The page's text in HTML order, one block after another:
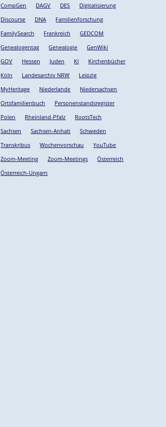
CompGen
DAGV DES
Digitalisierung
Discourse
DNA
Familienforschung
FamilySearch
Frankreich
GEDCOM
Genealogentag
Genealogie
GenWiki
GOV
Hessen Juden KI
Kirchenbücher
Köln
Landesarchiv NRW
Leipzig
MyHeritage
Niederlande
Niedersachsen
Ortsfamilienbuch
Personenstandsregister
Polen
Rheinland-Pfalz
RootsTech
Sachsen
Sachsen-Anhalt
Schweden
Transkribus
Wochenvorschau
YouTube
Zoom-Meeting
Zoom-Meetings
Österreich
Österreich-Ungarn